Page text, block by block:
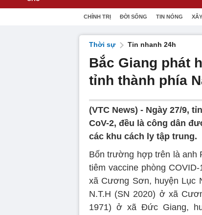
CHÍNH TRỊ ĐỜI SỐNG TIN NÓNG
Thời sự Tin nhanh 24h
Bắc Giang phát
tỉnh thành phía
(VTC News) - Ngày 27/9,
CoV-2, đều là công dân
các khu cách ly tập trung.
Bốn trường hợp trên là anh
tiêm vaccine phòng
xã Cương Sơn, huyện Lục
N.T.H (SN 2020) ở xã
1971) ở xã Đức Giang,